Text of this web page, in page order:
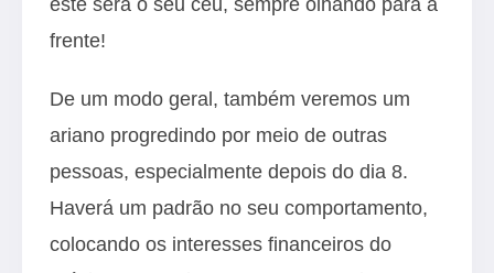
frente!
De um modo geral, também veremos um
ariano progredindo por meio de outras
pessoas, especialmente depois do dia 8.
Haverá um padrão no seu comportamento,
colocando os interesses financeiros do